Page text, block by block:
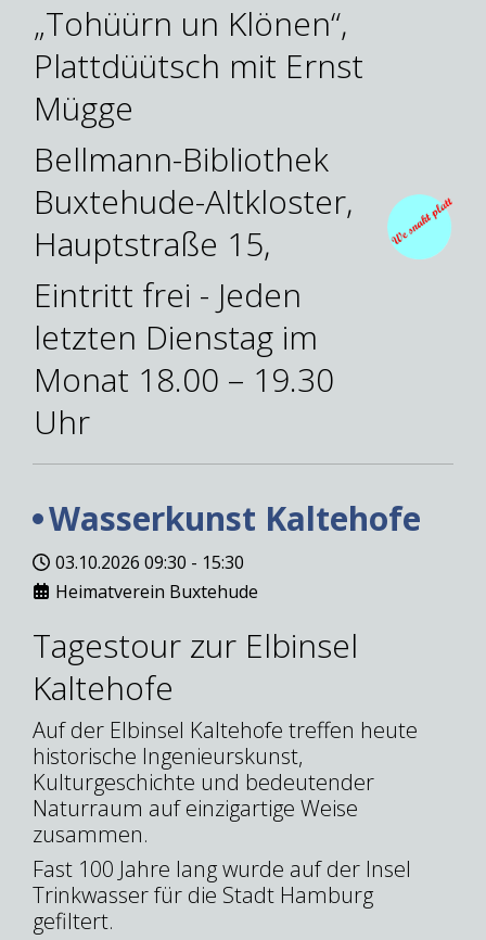
„Tohüürn un Klönen“,
Plattdüütsch mit Ernst
Mügge
Bellmann-Bibliothek
Buxtehude-Altkloster,
Hauptstraße 15,
Eintritt frei - Jeden
letzten Dienstag im
Monat 18.00 – 19.30
Uhr
Wasserkunst Kaltehofe
03.10.2026 09:30 - 15:30
Heimatverein Buxtehude
Tagestour zur Elbinsel
Kaltehofe
Auf der Elbinsel Kaltehofe treffen heute
historische Ingenieurskunst,
Kulturgeschichte und bedeutender
Naturraum auf einzigartige Weise
zusammen.
Fast 100 Jahre lang wurde auf der Insel
Trinkwasser für die Stadt Hamburg
gefiltert.